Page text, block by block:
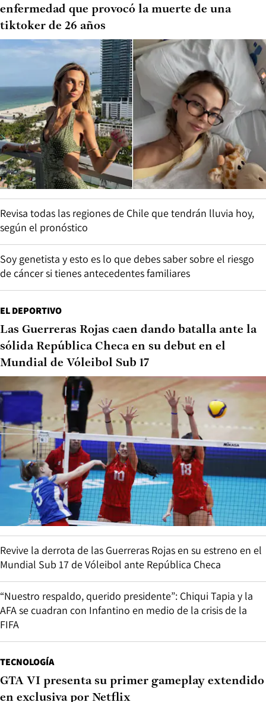
enfermedad que provocó la muerte de una
tiktoker de 26 años
Revisa todas las regiones de Chile que tendrán lluvia hoy,
según el pronóstico
Soy genetista y esto es lo que debes saber sobre el riesgo
de cáncer si tienes antecedentes familiares
EL DEPORTIVO
Las Guerreras Rojas caen dando batalla ante la
sólida República Checa en su debut en el
Mundial de Vóleibol Sub 17
Revive la derrota de las Guerreras Rojas en su estreno en el
Mundial Sub 17 de Vóleibol ante República Checa
“Nuestro respaldo, querido presidente”: Chiqui Tapia y la
AFA se cuadran con Infantino en medio de la crisis de la
FIFA
TECNOLOGÍA
GTA VI presenta su primer gameplay extendido
en exclusiva por Netflix